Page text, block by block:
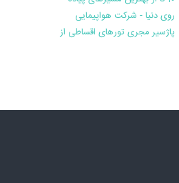
روی دنیا - شرکت هواپیمایی
پاژسیر مجری تورهای اقساطی از